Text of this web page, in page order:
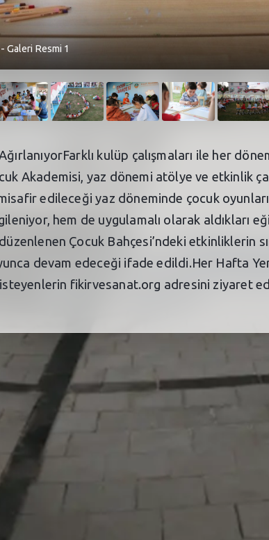
Galeri Resmi 1
kulüp çalışmaları ile her
Akademisi, yaz dönemi atölye ve etkinlik
edileceği yaz döneminde çocuk
hem de uygulamalı olarak aldıkları
Çocuk Bahçesi’ndeki etkinliklerin
devam edeceği ifade edildi.Her Hafta
fikirvesanat.org adresini ziyaret